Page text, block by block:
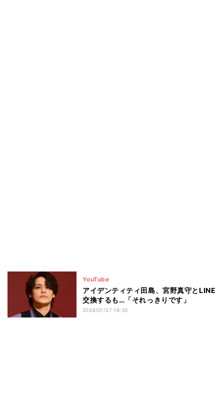
YouTube
アイデンティティ田島、宮野真守とLINE
交換するも…「それっきりです」
2024/01/27 16:30